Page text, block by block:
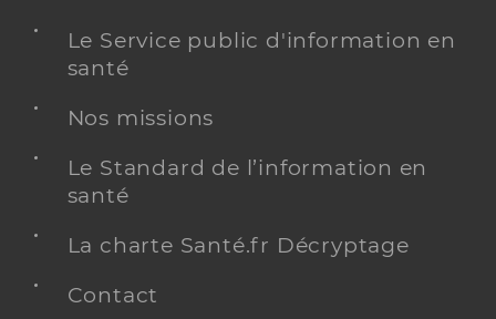
Le Service public d'information en
santé
Nos missions
Le Standard de l’information en
santé
La charte Santé.fr Décryptage
Contact